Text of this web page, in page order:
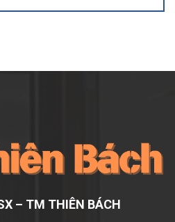
– TM THIÊN BÁCH